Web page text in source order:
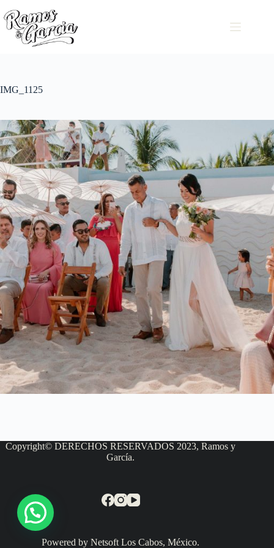
IMG_1125
Copyright© DERECHOS RESERVADOS 2023, Ramos y
García.
Powered by Netsoft Los Cabos, México.